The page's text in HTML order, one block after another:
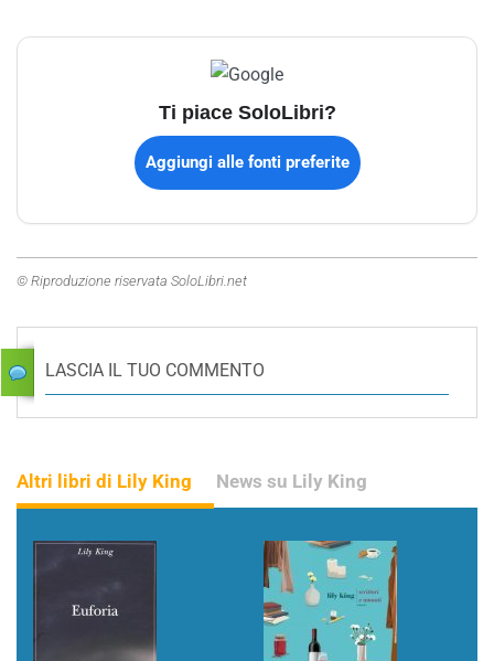
Ti piace SoloLibri?
Aggiungi alle fonti preferite
© Riproduzione riservata SoloLibri.net
LASCIA IL TUO COMMENTO
Altri libri di Lily King News su Lily King